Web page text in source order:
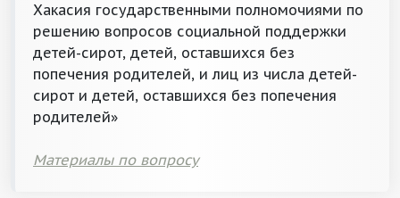
Хакасия государственными полномочиями по
решению вопросов социальной поддержки
детей-сирот, детей, оставшихся без
попечения родителей, и лиц из числа детей-
сирот и детей, оставшихся без попечения
родителей»
Материалы по вопросу